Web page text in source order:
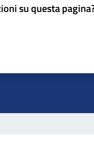
su questa